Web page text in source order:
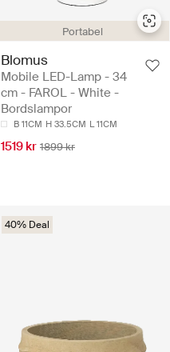
Portabel
Blomus
Mobile LED-Lamp - 34
cm - FAROL - White -
Bordslampor
B 11CM H 33.5CM L 11CM
1519 kr 1899 kr
40% Deal